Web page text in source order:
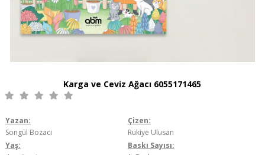
Karga ve Ceviz Ağacı 6055171465
Yazan:
Songül Bozacı
Çizen:
Rukiye Ulusan
Yaş:
Baskı Sayısı: